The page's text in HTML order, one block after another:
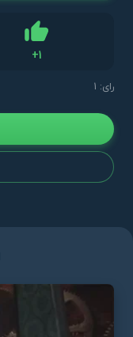
+1
رای: 1